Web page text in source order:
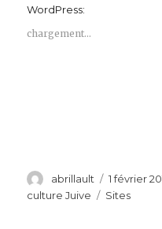
WordPress:
chargement…
Auteur
abrillault
Publié
le
1 février
culture Juive
Étiquettes
Sites